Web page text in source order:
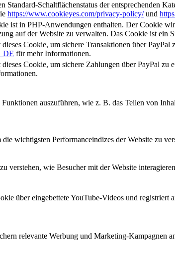
Standard-Schaltflächenstatus der entsprechenden
https://www.cookieyes.com/privacy-policy/und
ist in PHP-Anwendungen enthalten. Der Cookie
auf der Website zu verwalten. Das Cookie ist ein
dieses Cookie, um sichere Transaktionen über PayPal
für mehr Informationen.
dieses Cookie, um sichere Zahlungen über PayPal zu
auszuführen, wie z. B. das Teilen von
wichtigsten Performanceindizes der Website zu
verstehen, wie Besucher mit der Website
über eingebettete YouTube-Videos und registriert
relevante Werbung und Marketing-Kampagnen